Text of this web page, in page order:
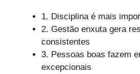
1. Disciplina é mais
2. Gestão enxuta gera
consistentes
3. Pessoas boas fazem
excepcionais